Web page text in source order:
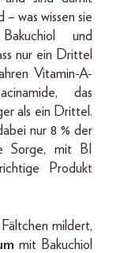
was wissen sie
und
nur ein Drittel
Vitamin-A-
das
als ein Drittel.
nur 8 % der
Sorge, mit BI
Produkt
mildert,
mit Bakuchiol